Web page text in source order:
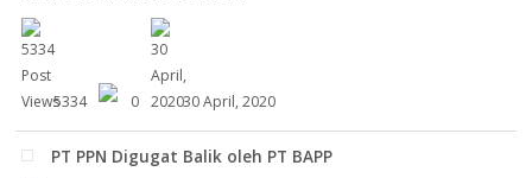
5334 0 30 April, 2020
PT PPN Digugat Balik oleh PT BAPP